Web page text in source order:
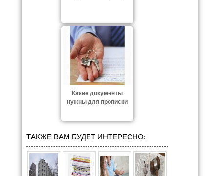
Какие документы
нужны для прописки
ТАКЖЕ ВАМ БУДЕТ ИНТЕРЕСНО: